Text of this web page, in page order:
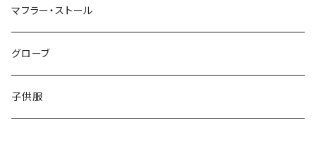
50/XL～
48/L
50/XL～
46/M
48/L
50/XL～
～44/S
46/M
48/L
マフラー・ストール
グローブ
子供服